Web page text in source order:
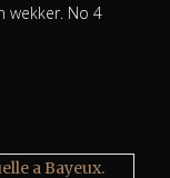
wekker. No 4